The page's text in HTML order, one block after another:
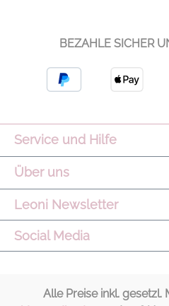
BEZAHLE SICHER
Service und Hilfe
Über uns
Leoni Newsletter
Social Media
Alle Preise inkl.